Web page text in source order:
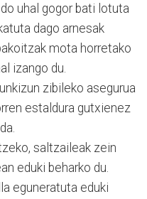
uhal gogor bati lotuta
dago arnesak
mota horretako
izango du.
zibileko asegurua
estaldura gutxienez
saltzaileak zein
eduki beharko du.
eguneratuta eduki